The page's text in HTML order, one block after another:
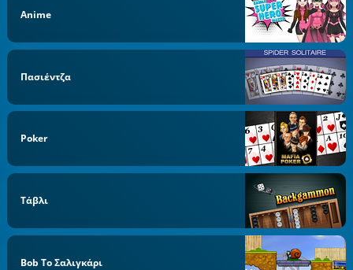
Anime
Πασιέντζα
Poker
Τάβλι
Bob Το Σαλιγκάρι